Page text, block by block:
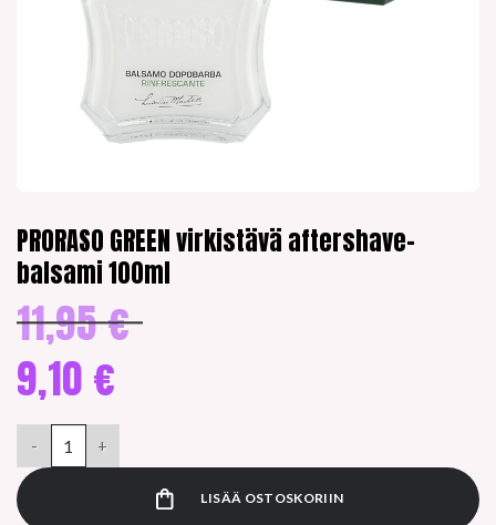
PRORASO GREEN virkistävä aftershave-
balsami 100ml
11,95€ hinta
9,10 €
hinta
on:
9,10 €.
LISÄÄ OSTOSKORIIN